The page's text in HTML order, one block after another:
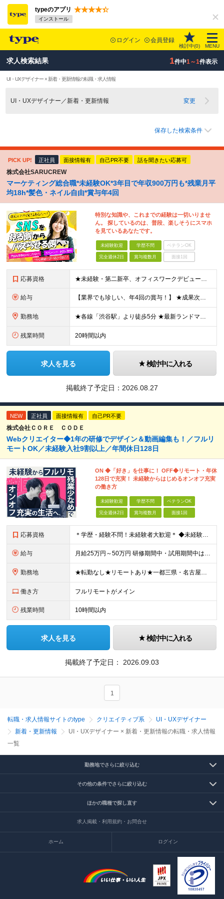
typeのアプリ
インストール
ログイン 会員登録
検討中(0) MENU
求人検索結果 1件中1～1件表示
UI・UXデザイナー × 新着・更新情報の転職・求人情報
UI・UXデザイナー／新着・更新情報 変更
保存した検索条件
PICK UP! 正社員 面接情報有 自己PR不要 話を聞きたい応募可
株式会社SARUCREW
マーケティング総合職*未経験OK*3年目で年収900万円も*残業月平
均18h*髪色・ネイル自由*賞与年4回
特別な知識や、これまでの経験は一切いりませ
ん。 探しているのは、普段、楽しそうにスマホ
を見ているあなたです。
未経験歓迎 学歴不問 ベテランOK
完全週休2日 賞与複数月 面接1回
応募資格 ★未経験・第二新卒、オフィスワークデビュー大歓迎 ★平均年齢は28.6歳！ ★20代の若手メンバーが中心になって活躍している職場です！ ●学歴不問 ※35歳以下の方（若年層の長期キャリア形成） ★こ
給与 【業界でも珍しい、年4回の賞与！】 ★成果次第でスピード昇給可 →20代で年収700万〜900万超も！ ■未経験：月給26〜30万円＋賞与年4回（業績による）＋各種手当 ※経験・スキルを考慮して決定
勤務地 ★各線「渋谷駅」より徒歩5分 ★最新ランドマークオフィスです！ ★転勤はありません 【本社】 東京都渋谷区道玄坂2-25-12 道玄坂通 dogenzaka-dori 5階 ※(変更の範囲)上記を除
残業時間 20時間以内
求人を見る 検討中に入れる
掲載終了予定日： 2026.08.27
NEW 正社員 面接情報有 自己PR不要
株式会社ＣＯＲＥ ＣＯＤＥ
Webクリエイター◆1年の研修でデザイン＆動画編集も！／フルリ
モートOK／未経験入社9割以上／年間休日128日
ON ◆「好き」を仕事に！ OFF◆リモート・年休
128日で充実！ 未経験からはじめるオンオフ充実
の働き方
未経験歓迎 学歴不問 ベテランOK
完全週休2日 賞与複数月 面接1回
応募資格 ＊学歴・経験不問！未経験者大歓迎＊ ◆未経験からWebクリエイターとして働いてみたい方 ◆第二新卒・ブランクのある方も大歓迎！ ★学歴・知識・経験は一切問いません！ ★面接は「ポートフォリオ」「実
給与 月給25万円～50万円 研修期間中・試用期間中は給与が異なります。 >>研修期間中（入社6ヶ月後）の給与 一律：月給21万円～50万円 >>試用期間中（6ヶ月）の給与 関東：月給21万円～ 関西
勤務地 ★転勤なし★リモートあり★一都三県・名古屋・関西・九州 ◎案件によって ┗完全在宅勤務（フルリモート）も可能！ ┗希望に応じて幅広い働き方やプランが選べます！ ◆本社または一都三県 （東京都・
働き方 フルリモートがメイン
残業時間 10時間以内
求人を見る 検討中に入れる
掲載終了予定日： 2026.09.03
1
転職・求人情報サイトのtype クリエイティブ系
UI・UXデザイナー
新着・更新情報
UI・UXデザイナー × 新着・更新情報の転職・求人情報
一覧
勤務地でさらに絞り込む
その他の条件でさらに絞り込む
ほかの職種で探し直す
求人掲載・利用規約・お問合せ
ホーム ログイン